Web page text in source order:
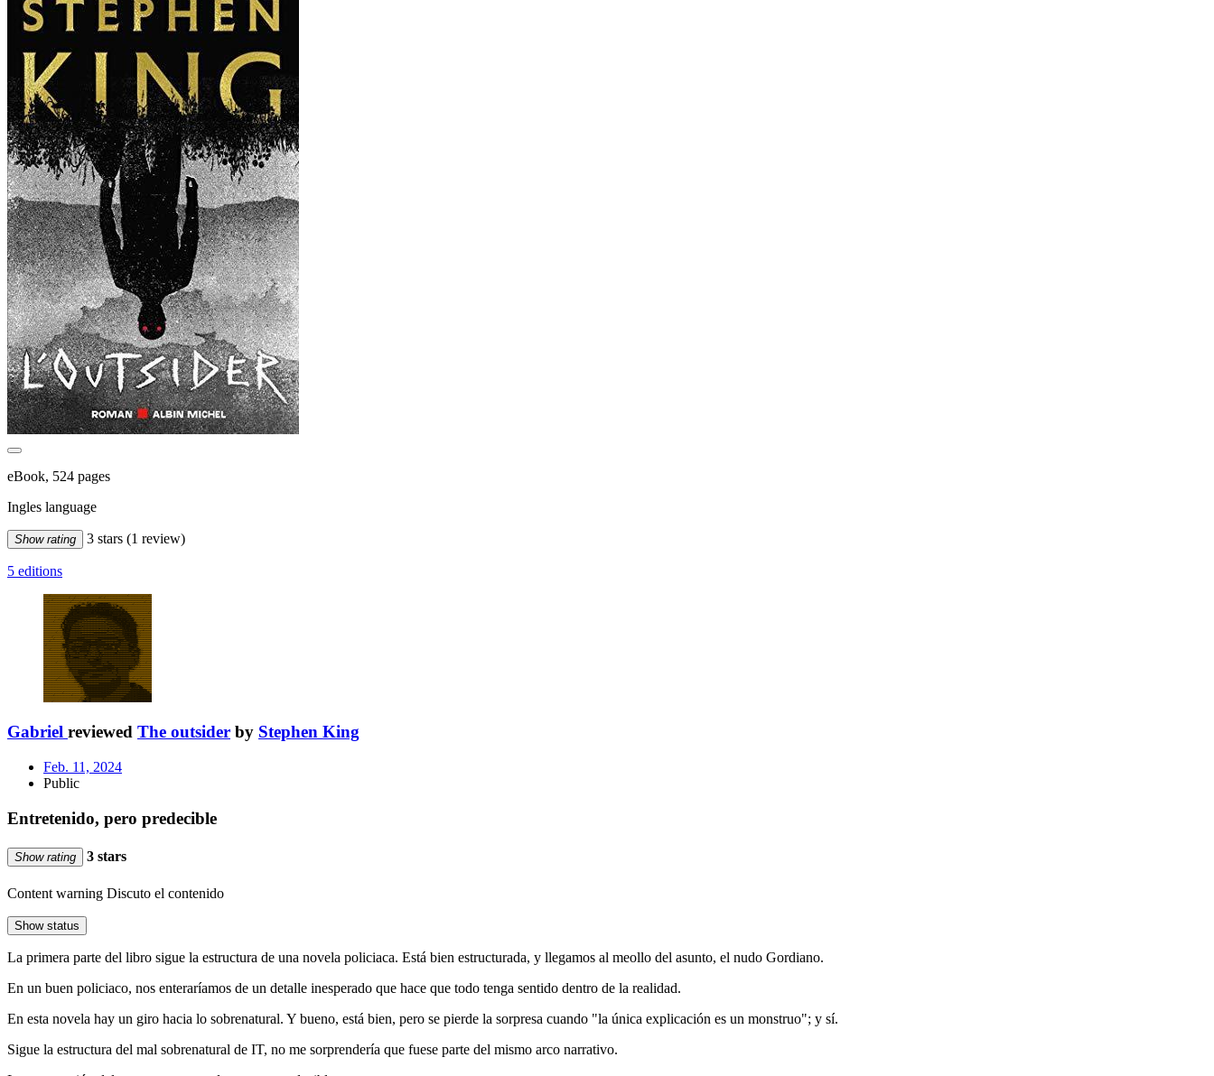
eBook, 524 pages
Ingles language
Show rating 3 stars (1 review)
5 editions
Gabriel reviewed The outsider by Stephen King
Feb. 11, 2024
Public
Entretenido, pero predecible
Show rating 3 stars
Content warning Discuto el contenido
Show status
La primera parte del libro sigue la estructura de una novela policiaca. Está bien estructurada, y llegamos al meollo del asunto, el nudo Gordiano.
En un buen policiaco, nos enteraríamos de un detalle inesperado que hace que todo tenga sentido dentro de la realidad.
En esta novela hay un giro hacia lo sobrenatural. Y bueno, está bien, pero se pierde la sorpresa cuando "la única explicación es un monstruo"; y sí.
Sigue la estructura del mal sobrenatural de IT, no me sorprendería que fuese parte del mismo arco narrativo.